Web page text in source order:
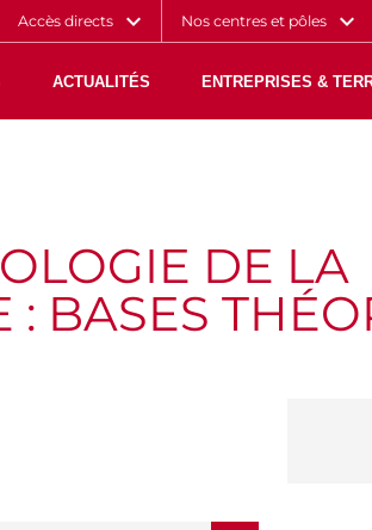
Aller
Navigation
Accès
Connexion
Accès directs Nos centres et pôles
ACTUALITÉS ENTREPRISES &
DE LA
BASES